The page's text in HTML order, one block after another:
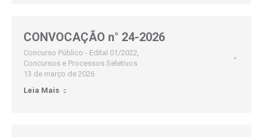
CONVOCAÇÃO n° 24-2026
Concurso Público - Edital 01/2022,
Concursos e Processos Seletivos
13 de março de 2026
Leia Mais